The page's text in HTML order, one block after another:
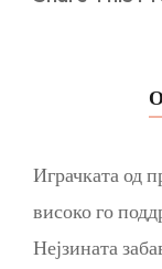
Играчката од
високо го
Нејзината